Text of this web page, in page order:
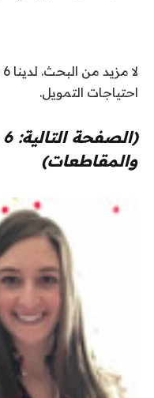
احتياجات التمويل.
والمقاطعات)